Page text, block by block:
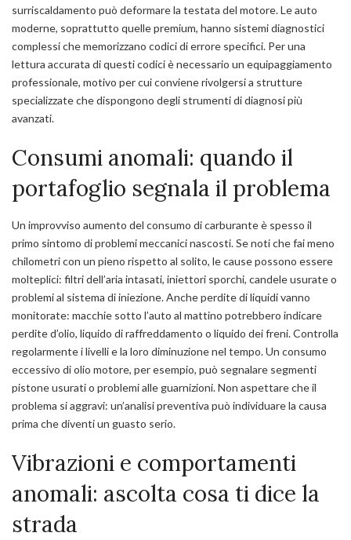
surriscaldamento può deformare la testata del motore. Le auto
moderne, soprattutto quelle premium, hanno sistemi diagnostici
complessi che memorizzano codici di errore specifici. Per una
lettura accurata di questi codici è necessario un equipaggiamento
professionale, motivo per cui conviene rivolgersi a strutture
specializzate che dispongono degli strumenti di diagnosi più
avanzati.
Consumi anomali: quando il
portafoglio segnala il problema
Un improvviso aumento del consumo di carburante è spesso il
primo sintomo di problemi meccanici nascosti. Se noti che fai meno
chilometri con un pieno rispetto al solito, le cause possono essere
molteplici: filtri dell’aria intasati, iniettori sporchi, candele usurate o
problemi al sistema di iniezione. Anche perdite di liquidi vanno
monitorate: macchie sotto l’auto al mattino potrebbero indicare
perdite d’olio, liquido di raffreddamento o liquido dei freni. Controlla
regolarmente i livelli e la loro diminuzione nel tempo. Un consumo
eccessivo di olio motore, per esempio, può segnalare segmenti
pistone usurati o problemi alle guarnizioni. Non aspettare che il
problema si aggravi: un’analisi preventiva può individuare la causa
prima che diventi un guasto serio.
Vibrazioni e comportamenti
anomali: ascolta cosa ti dice la
strada